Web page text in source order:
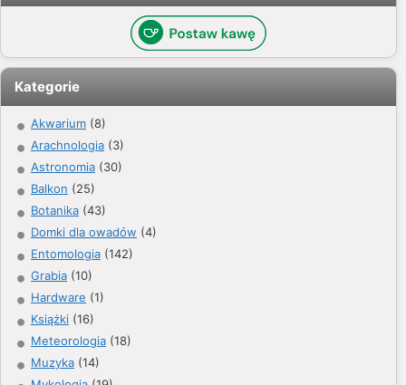
Kategorie
Akwarium (8)
Arachnologia (3)
Astronomia (30)
Balkon (25)
Botanika (43)
Domki dla owadów (4)
Entomologia (142)
Grabia (10)
Hardware (1)
Książki (16)
Meteorologia (18)
Muzyka (14)